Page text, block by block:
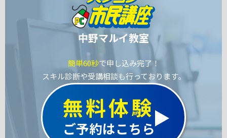
中野マルイ教室
簡単60秒で申し込み完了！
スキル診断や受講相談も行っております。
無料体験
ご予約はこちら